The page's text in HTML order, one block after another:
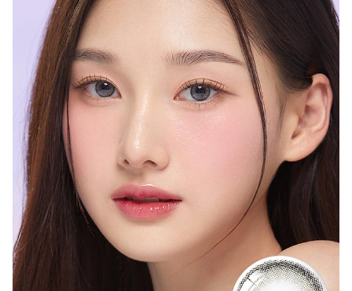
今月限定特典
ベスト
カラコン
装着期間
1 Day
2 Weeks
1 Month
よりどりキット
カラー
ブラウン